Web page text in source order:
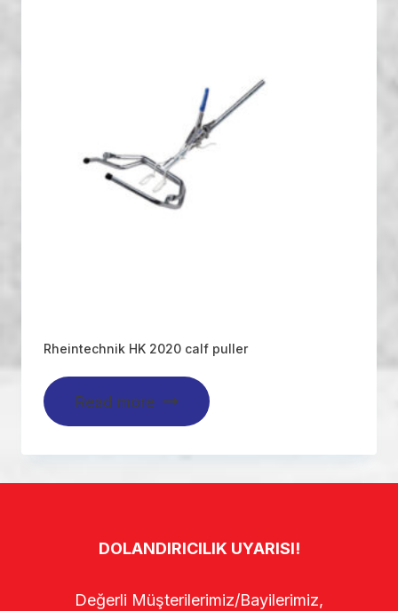
Rheintechnik HK 2020 calf puller
Read more
DOLANDIRICILIK UYARISI!
Değerli Müşterilerimiz/Bayilerimiz,